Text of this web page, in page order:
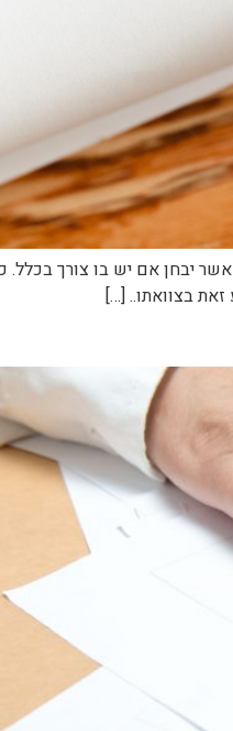
אשר יבחן אם יש בו צורך
בצוואתו.. […]